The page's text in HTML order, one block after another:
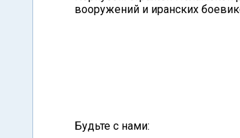
вооружений и иранских
Будьте с нами: